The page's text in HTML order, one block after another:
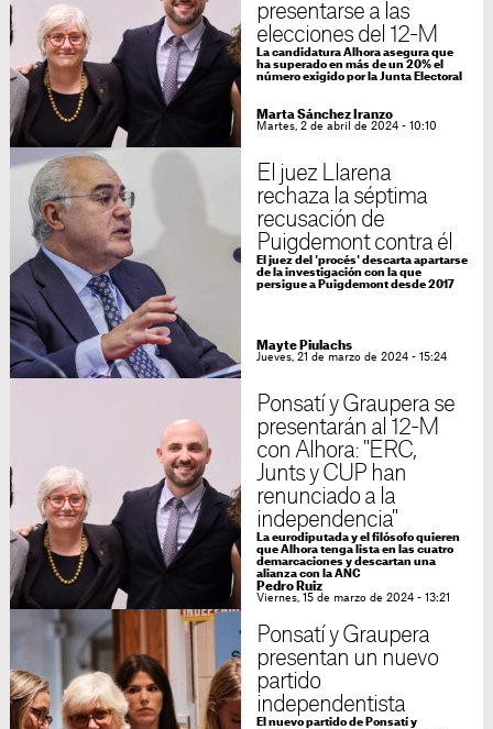
presentarse a las
elecciones del 12-M
La candidatura Alhora asegura que
ha superado en más de un 20% el
número exigido por la Junta Electoral
Marta Sánchez Iranzo
Martes, 2 de abril de 2024 - 10:10
El juez Llarena
rechaza la séptima
recusación de
Puigdemont contra él
El juez del 'procés' descarta apartarse
de la investigación con la que
persigue a Puigdemont desde 2017
Mayte Piulachs
Jueves, 21 de marzo de 2024 - 15:24
Ponsatí y Graupera se
presentarán al 12-M
con Alhora: "ERC,
Junts y CUP han
renunciado a la
independencia"
La eurodiputada y el filósofo quieren
que Alhora tenga lista en las cuatro
demarcaciones y descartan una
alianza con la ANC
Pedro Ruiz
Viernes, 15 de marzo de 2024 - 13:21
Ponsatí y Graupera
presentan un nuevo
partido
independentista
El nuevo partido de Ponsatí y